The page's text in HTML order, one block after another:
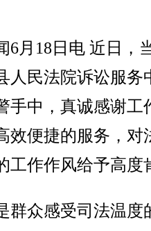
18日电 近日，
人民法院诉讼服务
手中，真诚感谢工
效便捷的服务，对
工作作风给予高度
众感受司法温度